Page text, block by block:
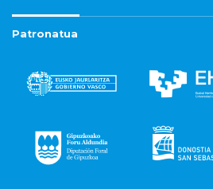
Patronatua